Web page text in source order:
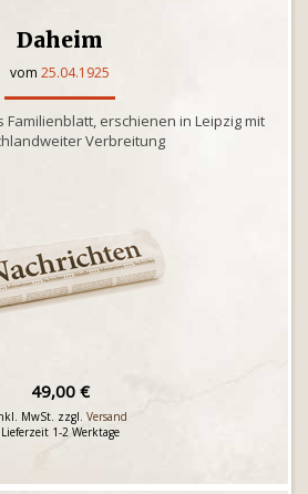
Daheim
vom 25.04.1925
erschienen in Leipzig mit
Verbreitung
49,00 €
MwSt. zzgl. Versand
Lieferzeit 1-2 Werktage